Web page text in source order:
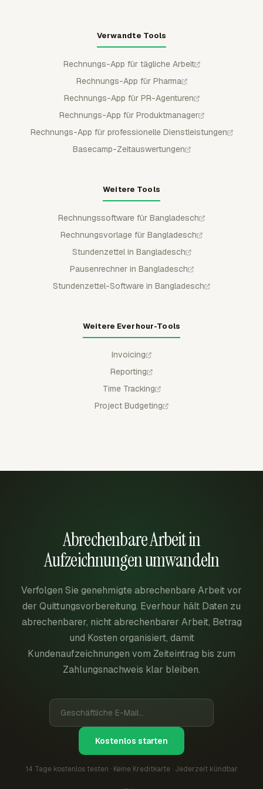
Verwandte Tools
Rechnungs-App für tägliche Arbeit
Rechnungs-App für Pharma
Rechnungs-App für PR-Agenturen
Rechnungs-App für Produktmanager
Rechnungs-App für professionelle Dienstleistungen
Basecamp-Zeitauswertungen
Weitere Tools
Rechnungssoftware für Bangladesch
Rechnungsvorlage für Bangladesch
Stundenzettel in Bangladesch
Pausenrechner in Bangladesch
Stundenzettel-Software in Bangladesch
Weitere Everhour-Tools
Invoicing
Reporting
Time Tracking
Project Budgeting
Abrechenbare Arbeit in
Aufzeichnungen umwandeln
Verfolgen Sie genehmigte abrechenbare Arbeit vor
der Quittungsvorbereitung. Everhour hält Daten zu
abrechenbarer, nicht abrechenbarer Arbeit, Betrag
und Kosten organisiert, damit
Kundenaufzeichnungen vom Zeiteintrag bis zum
Zahlungsnachweis klar bleiben.
Kostenlos starten
14 Tage kostenlos testen · Keine Kreditkarte · Jederzeit kündbar